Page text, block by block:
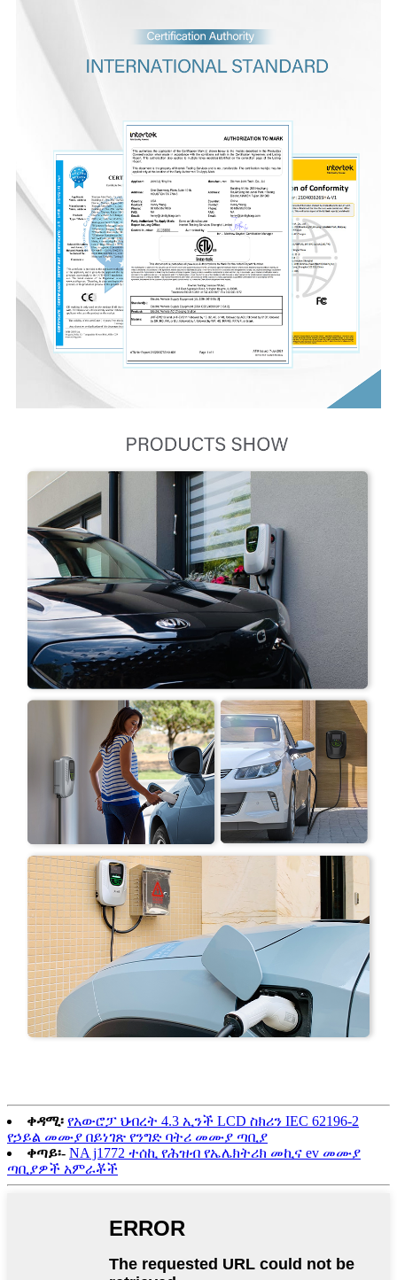
ቀዳሚ፡ የአውሮፓ ህብረት 4.3 ኢንች LCD ስክሪን IEC 62196-2
የኃይል መሙያ በይነገጽ የንግድ ባትሪ መሙያ ጣቢያ
ቀጣይ፡- NA j1772 ተሰኪ የሕዝብ የኤሌክትሪክ መኪና ev መሙያ
ጣቢያዎች አምራቾች